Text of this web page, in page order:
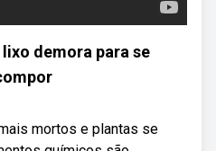
demora para se
mortos e plantas se